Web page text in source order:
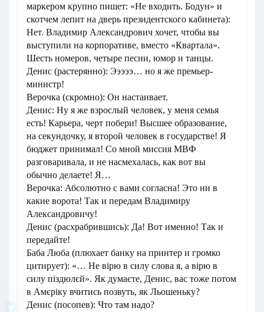
маркером крупно пишет: «Не входить. Бодун» и
скотчем лепит на дверь президентского кабинета):
Нет. Владимир Александрович хочет, чтобы вы
выступили на корпоративе, вместо «Квартала».
Шесть номеров, четыре песни, юмор и танцы.
Денис (растерянно): Эээээ… но я же премьер-
министр!
Верочка (скромно): Он настаивает.
Денис: Ну я же взрослый человек, у меня семья
есть! Карьера, черт побери! Высшее образование,
на секундочку, я второй человек в государстве! Я
бюджет принимал! Со мной миссия МВФ
разговаривала, и не насмехалась, как вот вы
обычно делаете! Я…
Верочка: Абсолютно с вами согласна! Это ни в
какие ворота! Так и передам Владимиру
Александровичу!
Денис (расхрабрившись): Да! Вот именно! Так и
передайте!
Баба Люба (плюхает банку на принтер и громко
цитирует): «… Не вірю в силу слова я, а вірю в
силу піздюлєй». Як думаєте, Денис, вас тоже потом
в Амєріку вчитись позвуть, як Льошеньку?
Денис (посопев): Что там надо?